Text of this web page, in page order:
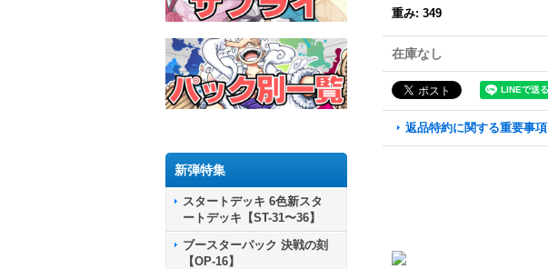
新弾特集
スタートデッキ 6色新スタ
ートデッキ【ST-31〜36】
ブースターパック 決戦の刻
【OP-16】
重み: 349
在庫なし
返品特約に関する重要事項